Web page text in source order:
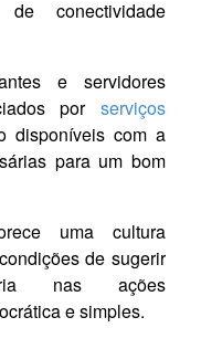
conectividade
e servidores
por serviços
disponíveis com a
para um bom
uma cultura
de sugerir
nas ações
e simples.